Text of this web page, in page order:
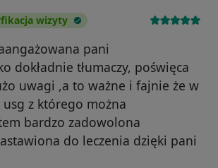
wizyty
pani
dokładnie tłumaczy, poświęca
uwagi ,a to ważne i fajnie że w
z którego można
bardzo zadowolona
do leczenia dzięki pani